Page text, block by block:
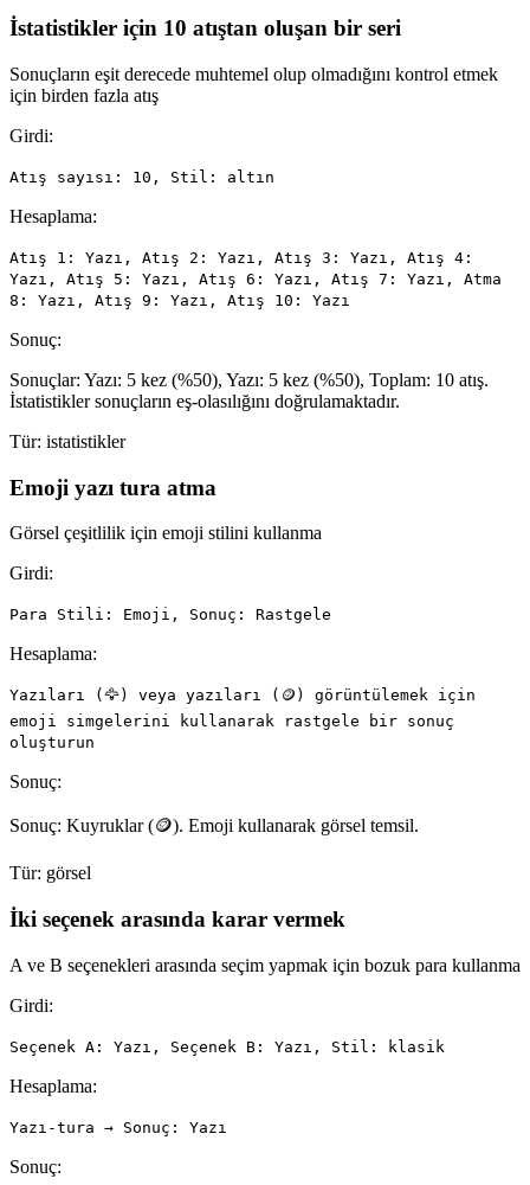
İstatistikler için 10 atıştan oluşan bir seri
Sonuçların eşit derecede muhtemel olup olmadığını kontrol etmek
için birden fazla atış
Girdi:
Atış sayısı: 10, Stil: altın
Hesaplama:
Atış 1: Yazı, Atış 2: Yazı, Atış 3: Yazı, Atış 4:
Yazı, Atış 5: Yazı, Atış 6: Yazı, Atış 7: Yazı, Atma
8: Yazı, Atış 9: Yazı, Atış 10: Yazı
Sonuç:
Sonuçlar: Yazı: 5 kez (%50), Yazı: 5 kez (%50), Toplam: 10 atış.
İstatistikler sonuçların eş-olasılığını doğrulamaktadır.
Tür: istatistikler
Emoji yazı tura atma
Görsel çeşitlilik için emoji stilini kullanma
Girdi:
Para Stili: Emoji, Sonuç: Rastgele
Hesaplama:
Yazıları (🦅) veya yazıları (🪙) görüntülemek için
emoji simgelerini kullanarak rastgele bir sonuç
oluşturun
Sonuç:
Sonuç: Kuyruklar (🪙). Emoji kullanarak görsel temsil.
Tür: görsel
İki seçenek arasında karar vermek
A ve B seçenekleri arasında seçim yapmak için bozuk para kullanma
Girdi:
Seçenek A: Yazı, Seçenek B: Yazı, Stil: klasik
Hesaplama:
Yazı-tura → Sonuç: Yazı
Sonuç: